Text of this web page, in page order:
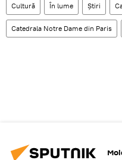
Cultură În lume Știri
Catedrala Notre Dame din Paris